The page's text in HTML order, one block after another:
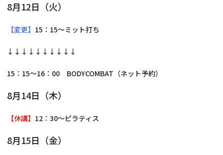
8月12日（火）
【変更】 15：15～ミット打ち
↓↓↓↓↓↓↓↓↓↓
15：15～16：00 BODYCOMBAT（ネット予約）
8月14日（木）
【休講】 12：30～ピラティス
8月15日（金）